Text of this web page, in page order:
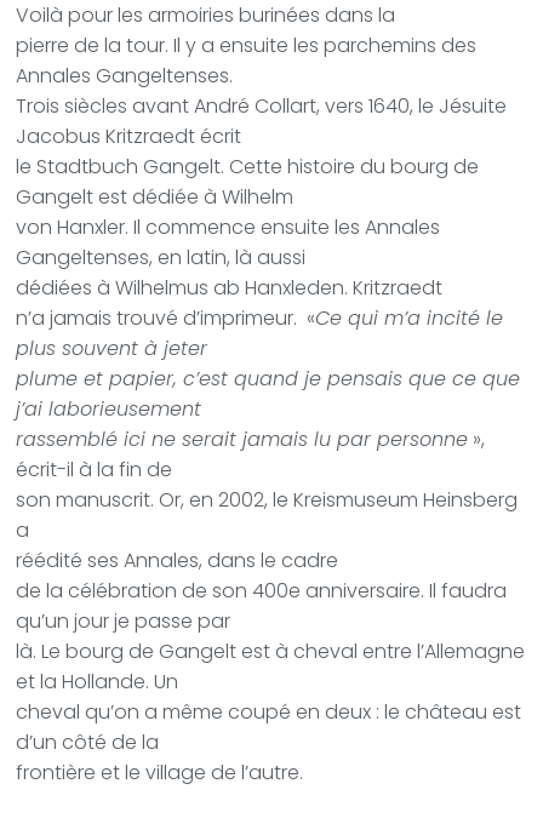
Voilà pour les armoiries burinées dans la
pierre de la tour. Il y a ensuite les parchemins des
Annales Gangeltenses.
Trois siècles avant André Collart, vers 1640, le Jésuite
Jacobus Kritzraedt écrit
le Stadtbuch Gangelt. Cette histoire du bourg de
Gangelt est dédiée à Wilhelm
von Hanxler. Il commence ensuite les Annales
Gangeltenses, en latin, là aussi
dédiées à Wilhelmus ab Hanxleden.Kritzraedt
n’a jamais trouvé d’imprimeur. «Ce qui m’a incité le
plus souvent à jeter
plume et papier, c’est quand je pensais que ce que
j’ai laborieusement
rassemblé ici ne serait jamais lu par personne »,
écrit-il à la fin de
son manuscrit. Or, en 2002, le Kreismuseum Heinsberg
a
réédité ses Annales, dans le cadre
de la célébration de son 400e anniversaire. Il faudra
qu’un jour je passe par
là. Le bourg de Gangelt est à cheval entre l’Allemagne
et la Hollande. Un
cheval qu’on a même coupé en deux : le château est
d’un côté de la
frontière et le village de l’autre.